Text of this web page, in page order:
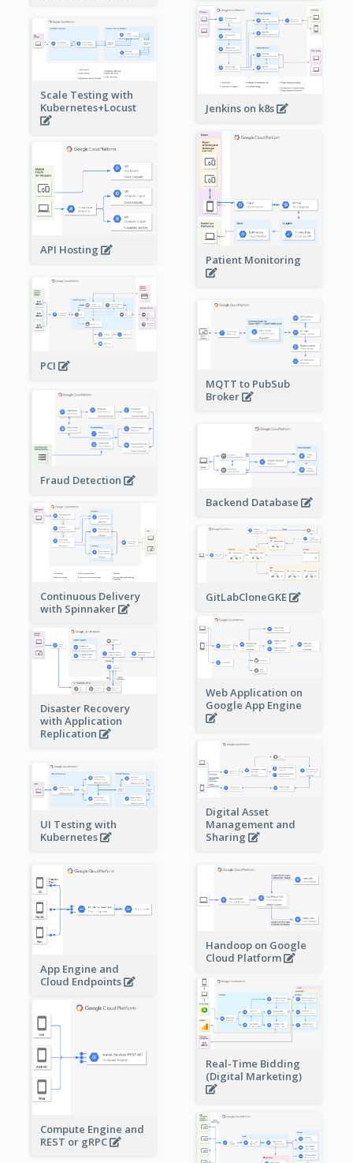
Jenkins on k8s
Scale Testing with
Kubernetes+Locust
Patient Monitoring
API Hosting
PCI
MQTT to PubSub
Broker
Fraud Detection
Backend Database
Continuous Delivery
with Spinnaker
GitLabCloneGKE
Web Application on
Google App Engine
Disaster Recovery
with Application
Replication
Digital Asset
Management and
Sharing
UI Testing with
Kubernetes
App Engine and
Cloud Endpoints
Handoop on Google
Cloud Platform
Real-Time Bidding
(Digital Marketing)
Compute Engine and
REST or gRPC